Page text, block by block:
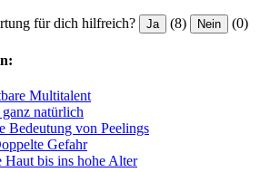
für dich hilfreich? Ja (8) Nein (0)
Multitalent
natürlich
Bedeutung von Peelings
Gefahr
Haut bis ins hohe Alter